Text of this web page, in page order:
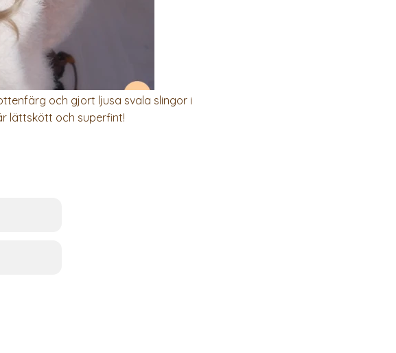
och gjort ljusa svala slingor i
lättskött och superfint!